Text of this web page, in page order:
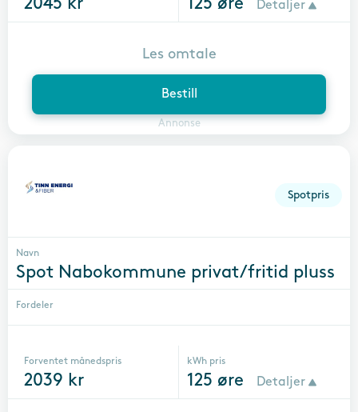
2045 kr 125 øre Detaljer
Bestill
Annonse
Les omtale
Spotpris
Navn
Spot Nabokommune privat/fritid pluss
Fordeler
Forventet månedspris
2039 kr
kWh pris
125 øre Detaljer